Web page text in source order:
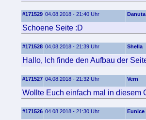
#171529 04.08.2018 - 21:40 Uhr Danuta
Schoene Seite :D
#171528 04.08.2018 - 21:39 Uhr Shella
Hallo, Ich finde den Aufbau der
#171527 04.08.2018 - 21:32 Uhr Vern
Wollte Euch einfach mal in diesem
#171526 04.08.2018 - 21:30 Uhr Eunice